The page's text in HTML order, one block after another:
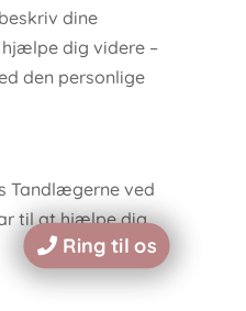
dine
dig videre –
den personlige
Tandlægerne ved
til at hjælpe dig.
Ring til os